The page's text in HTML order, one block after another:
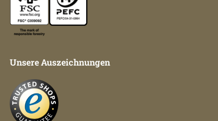
Unsere Auszeichnungen